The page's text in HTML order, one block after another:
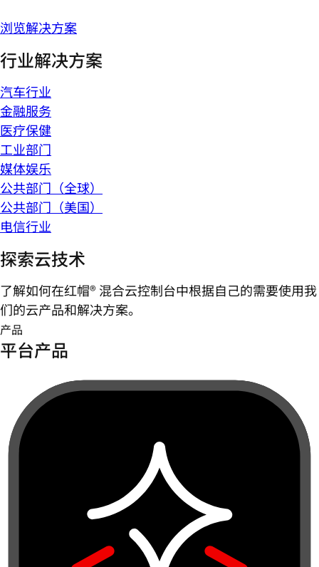
浏览解决方案
行业解决方案
汽车行业
金融服务
医疗保健
工业部门
媒体娱乐
公共部门（全球）
公共部门（美国）
电信行业
探索云技术
了解如何在红帽® 混合云控制台中根据自己的需要使用我
们的云产品和解决方案。
产品
平台产品